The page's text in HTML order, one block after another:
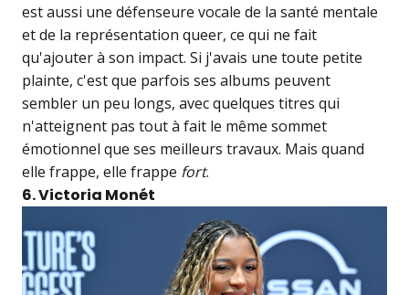
est aussi une défenseure vocale de la santé mentale
et de la représentation queer, ce qui ne fait
qu'ajouter à son impact. Si j'avais une toute petite
plainte, c'est que parfois ses albums peuvent
sembler un peu longs, avec quelques titres qui
n'atteignent pas tout à fait le même sommet
émotionnel que ses meilleurs travaux. Mais quand
elle frappe, elle frappe fort.
6. Victoria Monét